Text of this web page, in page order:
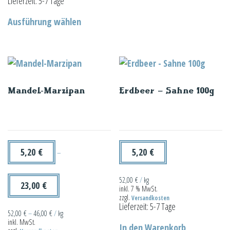
Ausführung wählenProdukt
Varianten
Die
Produktseite
Mandel-Marzipan
5,20 € –
23,00 €
52,00 €–46,00 €/ kg
inkl. MwSt.
Erdbeer – Sahne 100g
5,20 €
52,00€/ kg
inkl. 7 % MwSt.
zzgl.Versandkosten
Lieferzeit:5-7 Tage
In den Warenkorb